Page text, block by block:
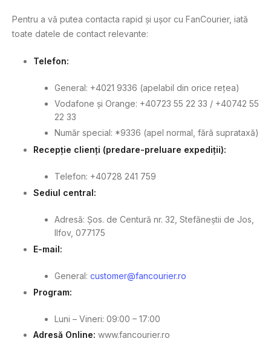
Pentru a vă putea contacta rapid și ușor cu FanCourier, iată
toate datele de contact relevante:
Telefon:
General: +4021 9336 (apelabil din orice rețea)
Vodafone și Orange: +40723 55 22 33 / +40742 55
22 33
Număr special: *9336 (apel normal, fără suprataxă)
Recepție clienți (predare-preluare expediții):
Telefon: +40728 241 759
Sediul central:
Adresă: Șos. de Centură nr. 32, Stefăneștii de Jos,
Ilfov, 077175
E-mail:
General: customer@fancourier.ro
Program:
Luni – Vineri: 09:00 – 17:00
Adresă Online: www.fancourier.ro